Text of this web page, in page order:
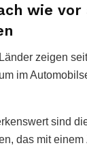
wie vor
zeigen
im
sind
das mit